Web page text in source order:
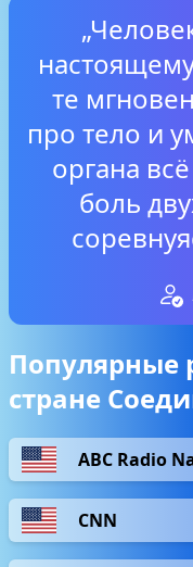
те
про тело и
органа
боль
Популярные
стране
ABC Radio
CNN